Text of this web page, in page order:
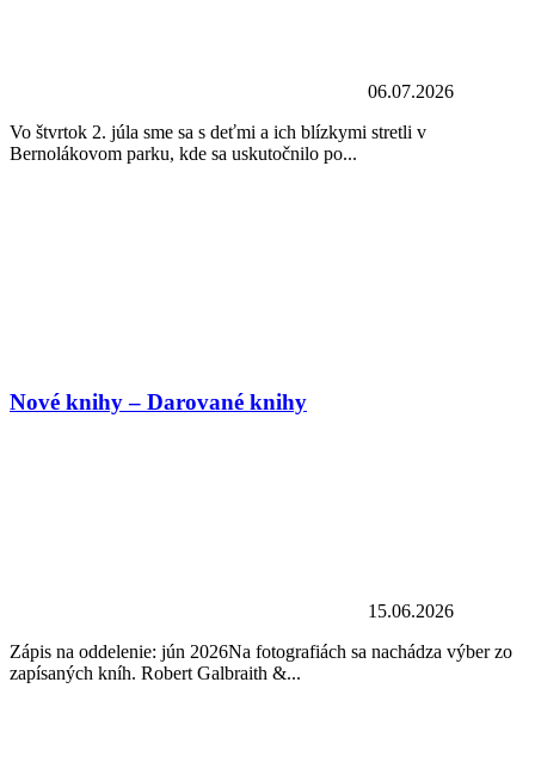
06.07.2026
Vo štvrtok 2. júla sme sa s deťmi a ich blízkymi stretli v
Bernolákovom parku, kde sa uskutočnilo po...
Nové knihy – Darované knihy
15.06.2026
Zápis na oddelenie: jún 2026Na fotografiách sa nachádza výber zo
zapísaných kníh. Robert Galbraith &...